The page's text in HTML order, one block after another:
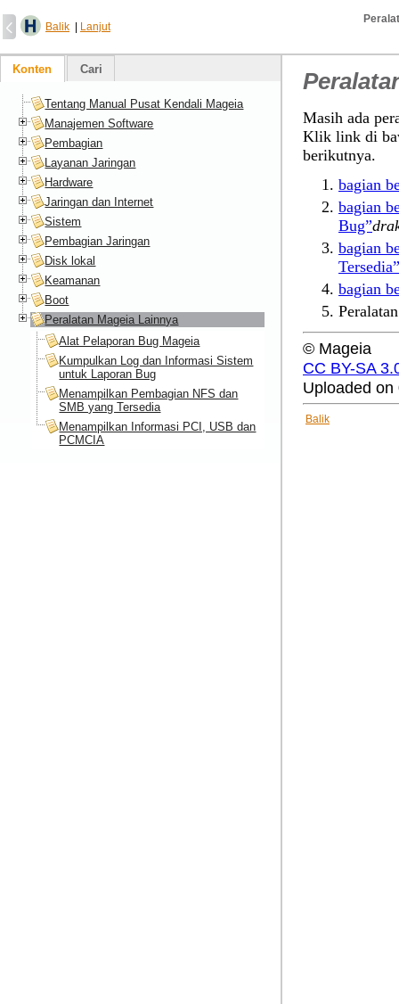
Balik Lanjut
Masih ada
Klik link di
berikutnya.
bagian
bagian
Bug”
bagian
Tersedia”
bagian
© Mageia
CC BY-SA
Uploaded
Balik
Konten Cari
Tentang Manual Pusat Kendali Mageia
Manajemen Software
Pembagian
Layanan Jaringan
Hardware
Jaringan dan Internet
Sistem
Pembagian Jaringan
Disk lokal
Keamanan
Boot
Peralatan Mageia Lainnya
Alat Pelaporan Bug Mageia
Kumpulkan Log dan Informasi Sistem
untuk Laporan Bug
Menampilkan Pembagian NFS dan
SMB yang Tersedia
Menampilkan Informasi PCI, USB dan
PCMCIA